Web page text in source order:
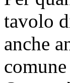
tavolo
anche